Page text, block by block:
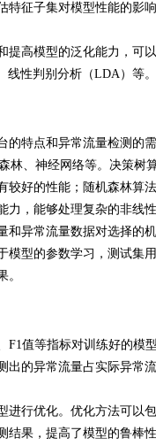
特征子集对模型性能的影
提高模型的泛化能力，可
线性判别分析（LDA）等。
的特点和异常流量检测的
林、神经网络等。决策树
较好的性能；随机森林算
力，能够处理复杂的非线
和异常流量数据对选择的
模型的参数学习，测试集
。
F1值等指标对训练好的
出的异常流量占实际异常
进行优化。优化方法可以
结果，提高了模型的鲁棒